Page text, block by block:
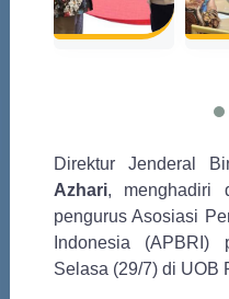
Direktur Jenderal
Azhari, menghadiri
pengurus Asosiasi
Indonesia (APBRI)
Selasa (29/7) di UOB